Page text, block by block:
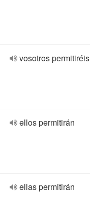
vosotros permitiréis
ellos permitirán
ellas permitirán